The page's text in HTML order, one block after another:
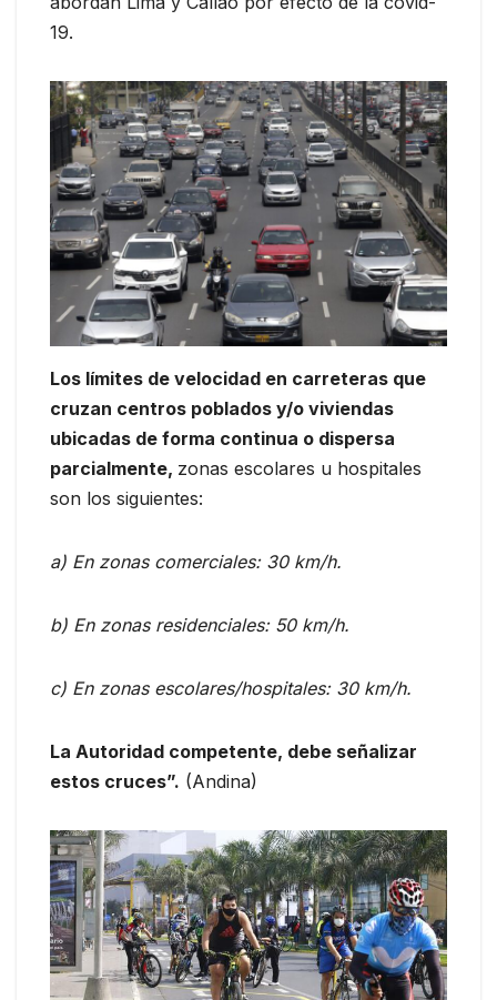
19.
Los límites de velocidad en carreteras que
cruzan centros poblados y/o viviendas
ubicadas de forma continua o dispersa
parcialmente, zonas escolares u hospitales
son los siguientes:
a) En zonas comerciales: 30 km/h.
b) En zonas residenciales: 50 km/h.
c) En zonas escolares/hospitales: 30 km/h.
La Autoridad competente, debe señalizar
estos cruces”. (Andina)